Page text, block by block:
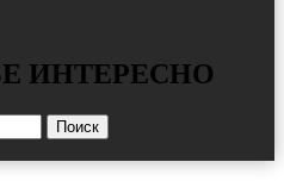
ИНТЕРЕСНО